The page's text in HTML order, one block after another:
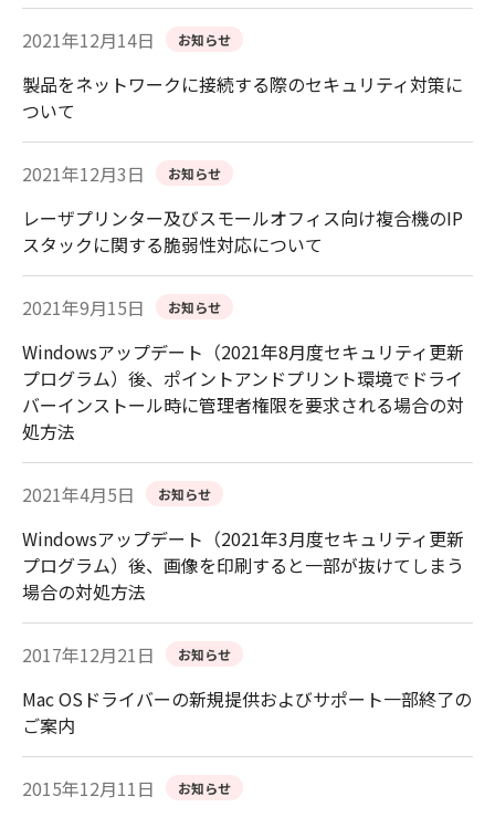
2021年12月14日 お知らせ
製品をネットワークに接続する際のセキュリティ対策に
ついて
2021年12月3日 お知らせ
レーザプリンター及びスモールオフィス向け複合機のIP
スタックに関する脆弱性対応について
2021年9月15日 お知らせ
Windowsアップデート（2021年8月度セキュリティ更新
プログラム）後、ポイントアンドプリント環境でドライ
バーインストール時に管理者権限を要求される場合の対
処方法
2021年4月5日 お知らせ
Windowsアップデート（2021年3月度セキュリティ更新
プログラム）後、画像を印刷すると一部が抜けてしまう
場合の対処方法
2017年12月21日 お知らせ
Mac OSドライバーの新規提供およびサポート一部終了の
ご案内
2015年12月11日 お知らせ